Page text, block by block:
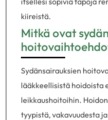
kiireistä.
Mitkä ovat
Sydänsairauksien
lääkkeellisistä hoidoista
leikkaushoitoihin.
tyypistä, vakavuudesta